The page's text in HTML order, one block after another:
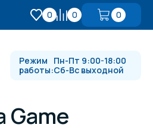
0 0 0
Режим
работы:
Пн-Пт 9:00-18:00
Сб-Вс выходной
Game